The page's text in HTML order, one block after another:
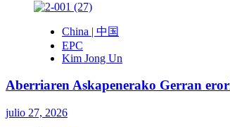
China | 中国
EPC
Kim Jong Un
Aberriaren Askapenerako Gerran
julio 27, 2026